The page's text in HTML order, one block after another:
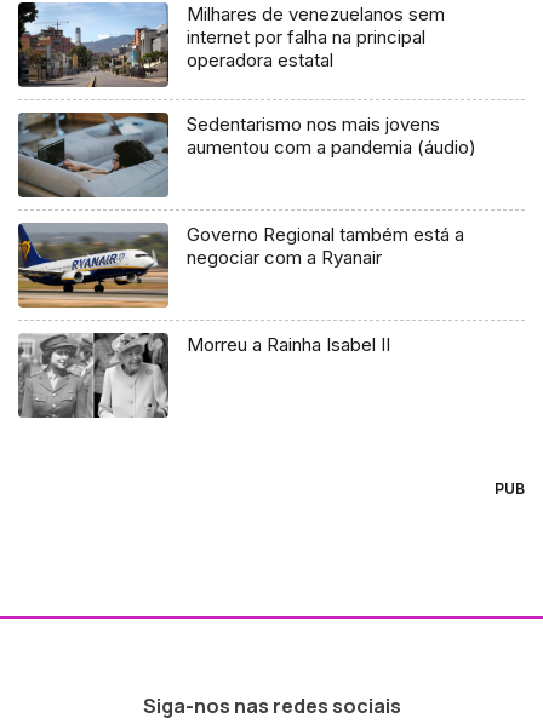
Milhares de venezuelanos sem
internet por falha na principal
operadora estatal
Sedentarismo nos mais jovens
aumentou com a pandemia (áudio)
Governo Regional também está a
negociar com a Ryanair
Morreu a Rainha Isabel II
PUB
Siga-nos nas redes sociais